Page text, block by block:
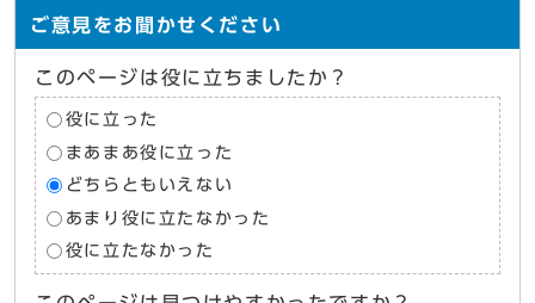
ご意見をお聞かせください
このページは役に立ちましたか？
役に立った
まあまあ役に立った
どちらともいえない
あまり役に立たなかった
役に立たなかった